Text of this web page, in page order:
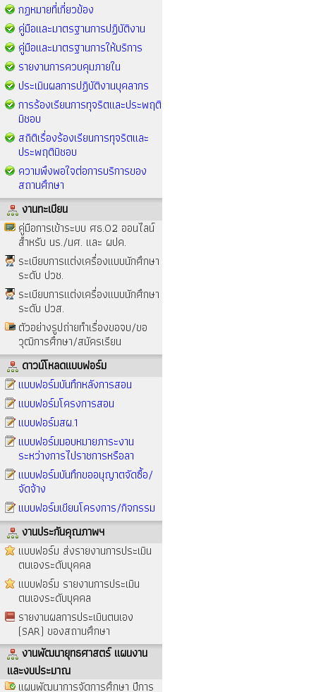
กฏหมายที่เกี่ยวข้อง
คู่มือและมาตรฐานการปฏิบัติงาน
คู่มือและมาตรฐานการให้บริการ
รายงานการควบคุมภายใน
ประเมินผลการปฏิบัติงานบุคลากร
การร้องเรียนการทุจริตและประพฤติ
มิชอบ
สถิติเรื่องร้องเรียนการทุจริตและ
ประพฤติมิชอบ
ความพึงพอใจต่อการบริการของ
สถานศึกษา
งานทะเบียน
คู่มือการเข้าระบบ ศธ.02 ออนไลน์
สำหรับ นร./นศ. และ ผปค.
ระเบียบการแต่งเครื่องแบบนักศึกษา
ระดับ ปวช.
ระเบียบการแต่งเครื่องแบบนักศึกษา
ระดับ ปวส.
ตัวอย่างรูปถ่ายทำเรื่องขอจบ/ขอ
วุฒิการศึกษา/สมัครเรียน
ดาวน์โหลดแบบฟอร์ม
แบบฟอร์มบันทึกหลังการสอน
แบบฟอร์มโครงการสอน
แบบฟอร์มสผ.1
แบบฟอร์มมอบหมายภาระงาน
ระหว่างการไปราชการหรือลา
แบบฟอร์มบันทึกขออนุญาตจัดซื้อ/
จัดจ้าง
แบบฟอร์มเขียนโครงการ/กิจกรรม
งานประกันคุณภาพฯ
แบบฟอร์ม ส่งรายงานการประเมิน
ตนเองระดับบุคคล
แบบฟอร์ม รายงานการประเมิน
ตนเองระดับบุคคล
รายงานผลการประเมินตนเอง
(SAR) ของสถานศึกษา
งานพัฒนายุทธศาสตร์ แผนงาน
และงบประมาณ
แผนพัฒนาการจัดการศึกษา ปีการ